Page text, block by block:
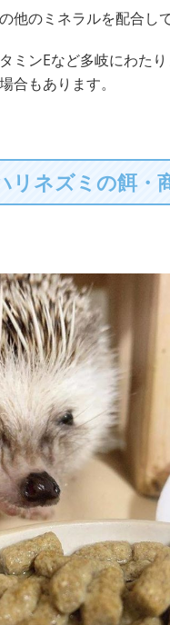
他のミネラルを配合し
ミンEなど多岐にわた
合もあります。
リネズミの餌・